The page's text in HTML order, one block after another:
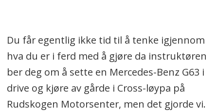
Du får egentlig ikke tid til å tenke igjennom
hva du er i ferd med å gjøre da instruktøren
ber deg om å sette en Mercedes-Benz G63 i
drive og kjøre av gårde i Cross-løypa på
Rudskogen Motorsenter, men det gjorde vi.